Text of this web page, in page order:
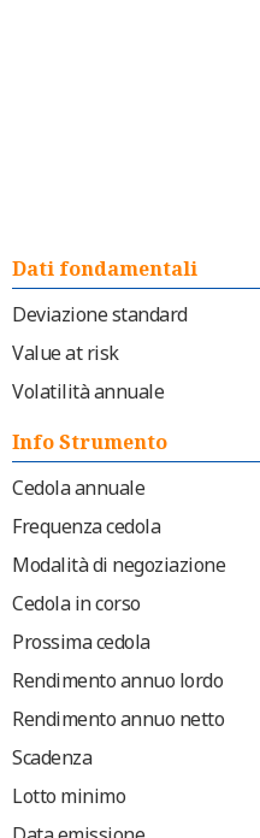
Dati fondamentali
Deviazione standard
Value at risk
Volatilità annuale
Info Strumento
Cedola annuale
Frequenza cedola
Modalità di negoziazione
Cedola in corso
Prossima cedola
Rendimento annuo lordo
Rendimento annuo netto
Scadenza
Lotto minimo